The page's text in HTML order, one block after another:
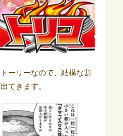
ーリーなので、結構な割
てきます。